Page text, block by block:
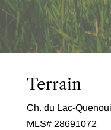
Terrain
Ch. du Lac-
MLS# 28691072